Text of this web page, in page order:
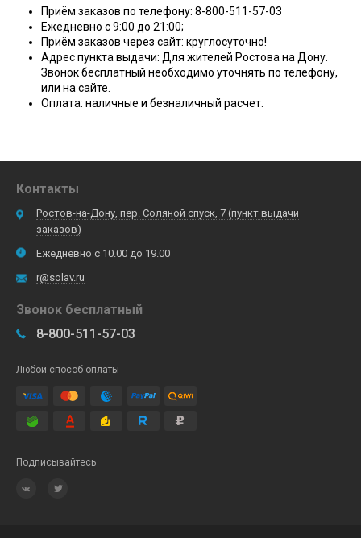
Приём заказов по телефону: 8-800-511-57-03
Ежедневно с 9:00 до 21:00;
Приём заказов через сайт: круглосуточно!
Адрес пункта выдачи: Для жителей Ростова на Дону.
Звонок бесплатный необходимо уточнять по телефону,
или на сайте.
Оплата: наличные и безналичный расчет.
Контакты
Ростов-на-Дону, пер. Соляной спуск, 7 (пункт выдачи
заказов)
Ежедневно с 10.00 до 19.00
r@solav.ru
Звонок бесплатный
8-800-511-57-03
Любой способ оплаты
Подписывайтесь